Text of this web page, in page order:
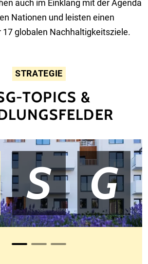
auch im Einklang mit der Agenda
Nationen und leisten einen
17 globalen Nachhaltigkeitsziele.
STRATEGIE
TOPICS &
S G